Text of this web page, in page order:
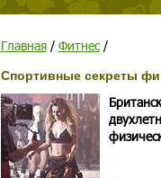
Главная/ Фитнес/
Спортивные секреты